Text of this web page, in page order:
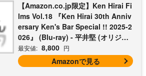
【Amazon.co.jp限定】Ken Hirai Fi
lms Vol.18 『Ken Hirai 30th Anniv
ersary Ken's Bar Special !! 2025-2
026』 (Blu-ray) - 平井堅 (オリジナ
ルライブフォトシートセット3枚組
付)
最安値: 8,800 円
Amazonで見る